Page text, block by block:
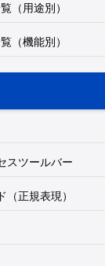
（用途別）
（機能別）
スツールバー
（正規表現）